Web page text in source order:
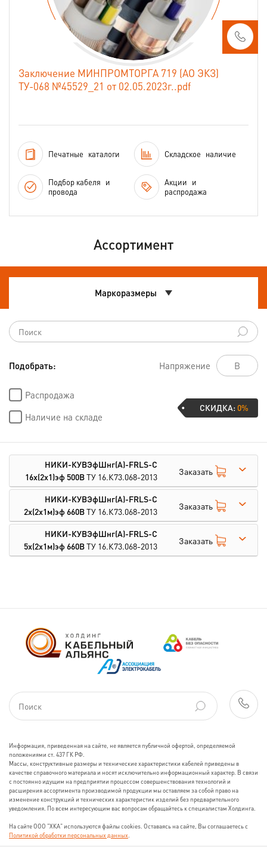
Заключение МИНПРОМТОРГА 719 (АО ЭКЗ)
ТУ-068 №45529_21 от 02.05.2023г..pdf
Печатные каталоги Складское наличие
Подбор кабеля и
провода
Акции и
распродажа
Ассортимент
Маркоразмеры
Подобрать: Напряжение
Распродажа
Наличие на складе
СКИДКА:0%
НИКИ-КУВЭфШнг(А)-FRLS-С
16х(2х1)эф 500ВТУ 16.К73.068-2013 Заказать
НИКИ-КУВЭфШнг(А)-FRLS-С
2х(2х1м)эф 660ВТУ 16.К73.068-2013 Заказать
НИКИ-КУВЭфШнг(А)-FRLS-С
5х(2х1м)эф 660ВТУ 16.К73.068-2013 Заказать
Информация, приведенная на сайте, не является публичной офертой, определяемой
положениями ст. 437 ГК РФ.
Массы, конструктивные размеры и технические характеристики кабелей приведены в
качестве справочного материала и носят исключительно информационный характер. В связи
с постоянно идущим на предприятии процессом совершенствования технологий и
расширения ассортимента производимой продукции мы оставляем за собой право на
изменение конструкций и технических характеристик изделий без предварительного
уведомления. По всем интересующим вас вопросам обращайтесь к специалистам Холдинга.
На сайте ООО "ХКА" используются файлы cookies. Оставаясь на сайте, Вы соглашаетесь с
Политикой обработки персональных данных